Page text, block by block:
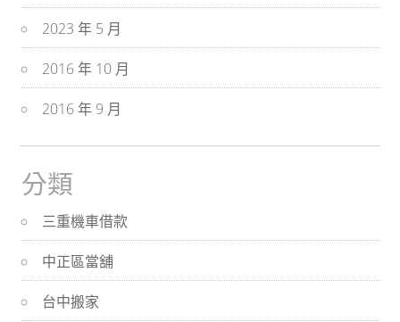
2023 年 5 月
2016 年 10 月
2016 年 9 月
分類
三重機車借款
中正區當舖
台中搬家